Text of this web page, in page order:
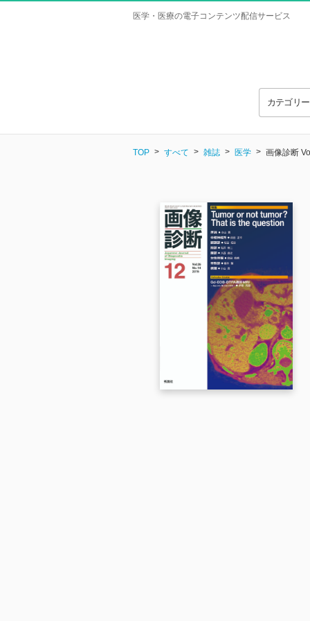
医学・医療の電子コンテンツ配信サービス
カテゴリ
TOP すべて 雑誌 医学 画像診断